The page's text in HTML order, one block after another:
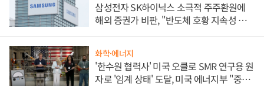
삼성전자 SK하이닉스 소극적 주주환원에
해외 증권가 비판, "반도체 호황 지속성 의
화학·에너지
'한수원 협력사' 미국 오클로 SMR 연구용 원
자로 '임계 상태' 도달, 미국 에너지부 "중요